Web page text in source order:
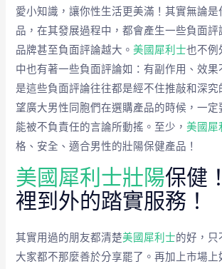
愛小知識，讓你性生活更美滿！其實無論
品，在其發展過程中，都會產生一些負面
品牌甚至負面評論越大。美國犀利士也不例
中也有著一些負面評論如：有副作用、效果
是這些負面評論往往都是經不住推敲和深
望廣大男性同胞們在選購產品的時候，一
能被不負責任的言論所動搖。至少，美國犀
格、安全、適合男性的壯陽保健產品！
美國犀利士壯陽保健
裡到外的踏實服務！
其實用過的朋友都清楚美國犀利士的好，只
大家都不那麼善於分享罷了。再加上市場